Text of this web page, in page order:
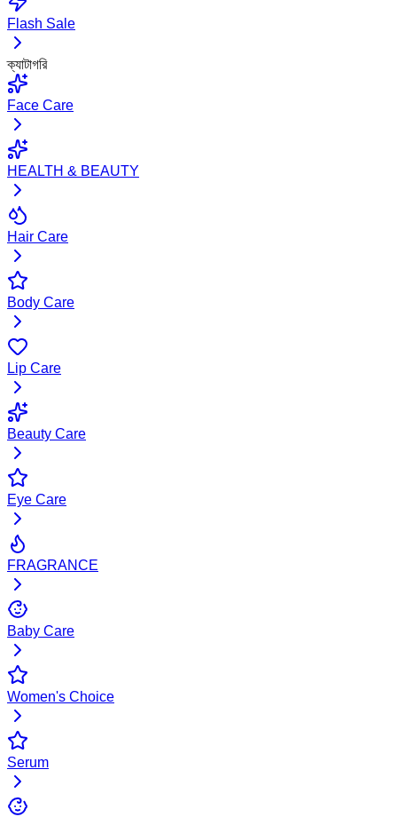
Flash Sale
ক্যাটাগরি
Face Care
HEALTH & BEAUTY
Hair Care
Body Care
Lip Care
Beauty Care
Eye Care
FRAGRANCE
Baby Care
Women's Choice
Serum